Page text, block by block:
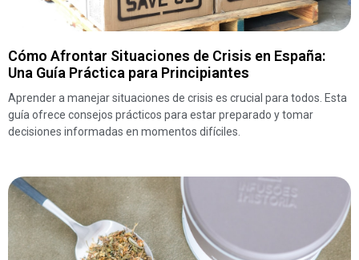
Cómo Afrontar Situaciones de Crisis en España:
Una Guía Práctica para Principiantes
Aprender a manejar situaciones de crisis es crucial para todos. Esta
guía ofrece consejos prácticos para estar preparado y tomar
decisiones informadas en momentos difíciles.